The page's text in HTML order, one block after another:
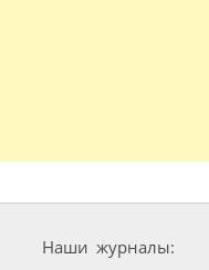
Наши журналы: